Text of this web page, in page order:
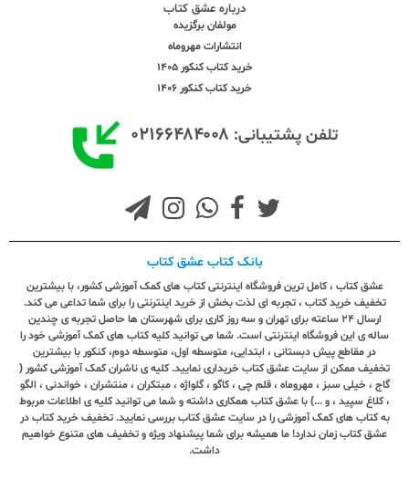
درباره عشق کتاب
مولفان برگزیده
انتشارات مهروماه
خرید کتاب کنکور 1405
خرید کتاب کنکور 1406
تلفن پشتیبانی: ۰۲۱۶۶۴۸۴۰۰۸
بانک کتاب عشق کتاب
عشق کتاب ، کامل ترین فروشگاه اینترنتی کتاب های کمک آموزشی کشور، با بیشترین
تخفیف خرید کتاب ، تجربه ای لذت بخش از خرید اینترنتی را برای شما تداعی می کند.
ارسال ٢٤ ساعته برای تهران و سه روز کاری برای شهرستان ها حاصل تجربه ی چندین
ساله ی این فروشگاه اینترنتی است. شما می توانید کلیه کتاب های کمک آموزشی خود را
در مقاطع پیش دبستانی ، ابتدایی، متوسطه اول، متوسطه دوم، کنکور با بیشترین
تخفیف ممکن از سایت عشق کتاب خریداری نمایید. کلیه ی ناشران کمک آموزشی کشور (
گاج ، خیلی سبز ، مهروماه ، قلم چی ، کاگو ، گلواژه ، مبتکران ، منتشران ، خواندنی ، الگو
، کلاغ سپید ، و ...) با عشق کتاب همکاری داشته و شما می توانید کلیه ی اطلاعات مربوط
به کتاب های کمک آموزشی را در سایت عشق کتاب بررسی نمایید. تخفیف خرید کتاب در
عشق کتاب زمان ندارد! ما همیشه برای شما پیشنهاد ویژه و تخفیف های متنوع خواهیم
داشت.